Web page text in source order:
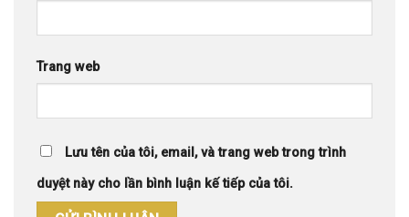
Trang web
Lưu tên của tôi, email, và trang web trong trình
duyệt này cho lần bình luận kế tiếp của tôi.